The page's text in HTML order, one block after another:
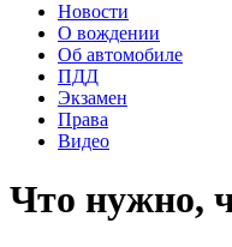
Новости
О вождении
Об автомобиле
ПДД
Экзамен
Права
Видео
Что нужно,